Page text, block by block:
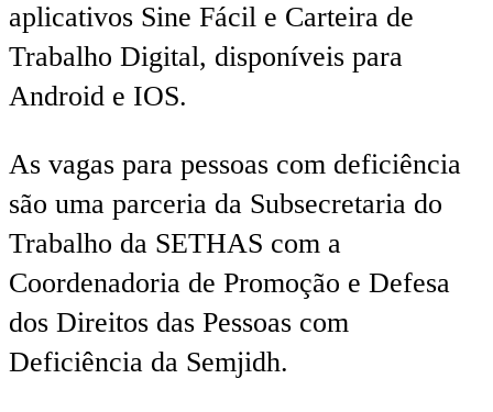
aplicativos Sine Fácil e Carteira de
Trabalho Digital, disponíveis para
Android e IOS.
As vagas para pessoas com deficiência
são uma parceria da Subsecretaria do
Trabalho da SETHAS com a
Coordenadoria de Promoção e Defesa
dos Direitos das Pessoas com
Deficiência da Semjidh.